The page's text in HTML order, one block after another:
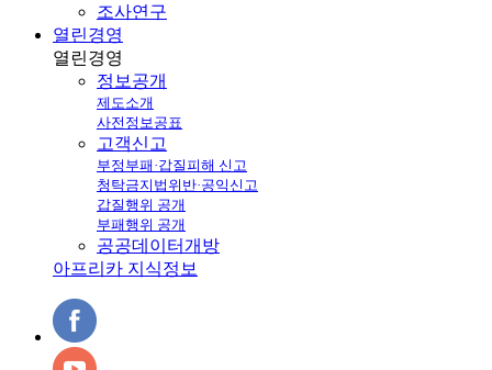
조사연구
열린경영
열린경영
정보공개
제도소개
사전정보공표
고객신고
부정부패·갑질피해 신고
청탁금지법위반·공익신고
갑질행위 공개
부패행위 공개
공공데이터개방
아프리카 지식정보